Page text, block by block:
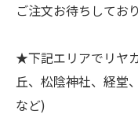
ご注文お待ちしてお
★下記エリアでリヤ
丘、松陰神社、経堂
など)